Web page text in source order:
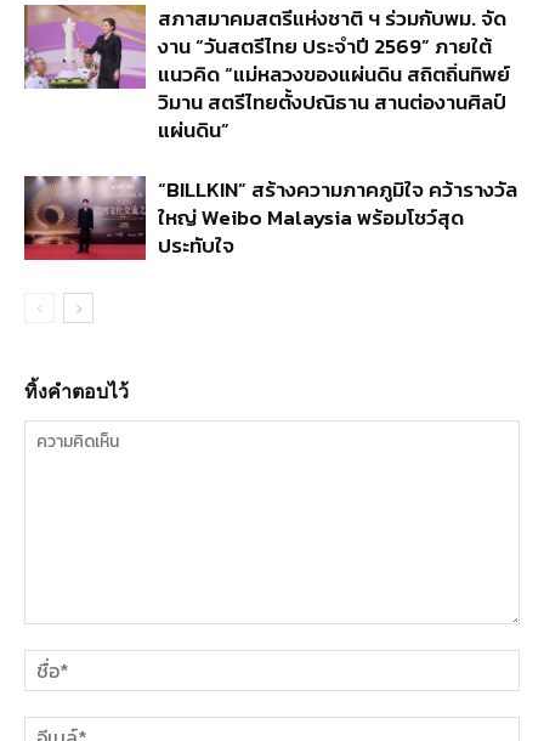
สภาสมาคมสตรีแห่งชาติ ฯ ร่วมกับพม. จัด
งาน “วันสตรีไทย ประจำปี 2569” ภายใต้
แนวคิด “แม่หลวงของแผ่นดิน สถิตถิ่นทิพย์
วิมาน สตรีไทยตั้งปณิธาน สานต่องานศิลป์
แผ่นดิน”
“BILLKIN” สร้างความภาคภูมิใจ คว้ารางวัล
ใหญ่ Weibo Malaysia พร้อมโชว์สุด
ประทับใจ
ทิ้งคำตอบไว้